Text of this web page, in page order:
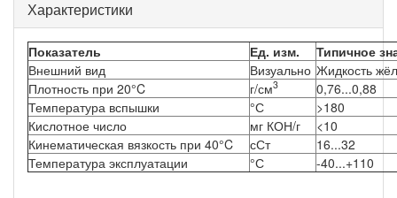
Характеристики
Показатель Ед. изм.
Типичное
Внешний вид
Визуально Жидкость
Плотность при 20°C
г/см3
0,76...0,88
Температура вспышки
°С
>180
Кислотное число
мг КОН/г
<10
Кинематическая вязкость при 40°C
сСт
16...32
Температура эксплуатации
°С -40...+110